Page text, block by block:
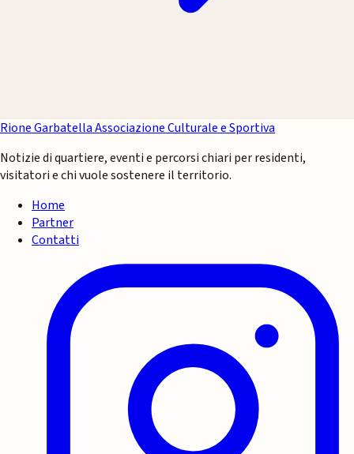
Rione GarbatellaAssociazione Culturale e Sportiva
Notizie di quartiere, eventi e percorsi chiari per residenti,
visitatori e chi vuole sostenere il territorio.
Home
Partner
Contatti